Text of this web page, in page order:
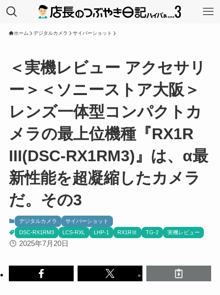
ホーム デジタルカメラ サイバーショット
＜実機レビュー アクセサリ
ー＞＜ソニーストア大阪＞
レンズ一体型コンパクトカ
メラの最上位機種『RX1R
III(DSC-RX1RM3)』は、α最
新性能を超凝縮したカメラ
だ。その3
デジタルカメラ
サイバーショット
DSC-RX1RM3
LCS-RXL LHP-1 RX1RⅢ TG-2 実機レビュー
2025年7月20日